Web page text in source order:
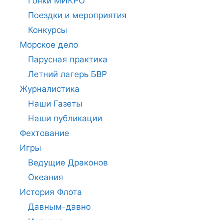
Поездки и мероприятия
Конкурсы
Морское дело
Парусная практика
Летний лагерь БВР
Журналистика
Наши Газеты
Наши публикации
Фехтование
Игры
Ведущие Драконов
Океания
История Флота
Давным-давно